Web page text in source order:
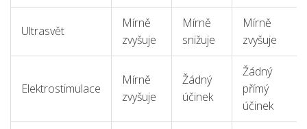
Ultrasvět
Mírně
zvyšuje
Mírně
snižuje
Mírně
zvyšuje
Elektrostimulace
Mírně
zvyšuje
Žádný
účinek
Žádný
přímý
účinek